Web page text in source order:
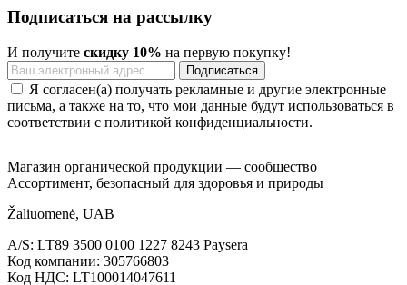
Подписаться на рассылку
И получите скидку 10% на первую покупку!
Я согласен(а) получать рекламные и другие электронные
письма, а также на то, что мои данные будут использоваться в
соответствии с политикой конфиденциальности.
Магазин органической продукции — сообщество
Ассортимент, безопасный для здоровья и природы
Žaliuomenė, UAB
A/S: LT89 3500 0100 1227 8243 Paysera
Код компании: 305766803
Код НДС: LT100014047611